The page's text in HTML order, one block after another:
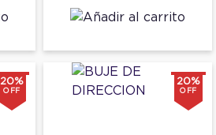
20%
OFF
20%
OFF